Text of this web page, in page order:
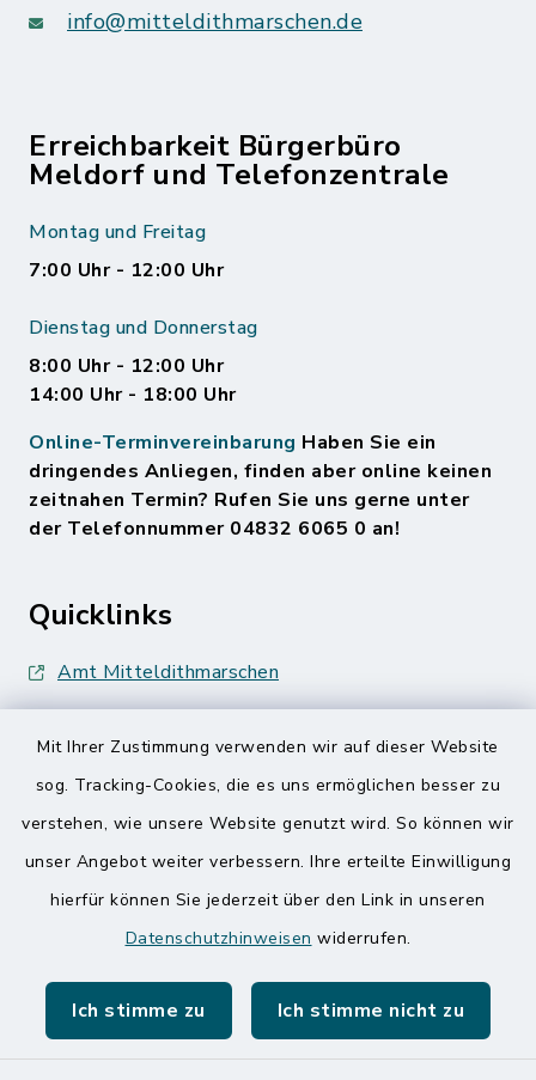
Mit Ihrer Zustimmung verwenden wir auf dieser Website
sog. Tracking-Cookies, die es uns ermöglichen besser zu
verstehen, wie unsere Website genutzt wird. So können wir
unser Angebot weiter verbessern. Ihre erteilte Einwilligung
hierfür können Sie jederzeit über den Link in unseren
Datenschutzhinweisen widerrufen.
Ich stimme zu Ich stimme nicht zu
info@mitteldithmarschen.de
Erreichbarkeit Bürgerbüro
Meldorf und Telefonzentrale
Montag und Freitag
7:00 Uhr - 12:00 Uhr
Dienstag und Donnerstag
8:00 Uhr - 12:00 Uhr
14:00 Uhr - 18:00 Uhr
Online-Terminvereinbarung Haben Sie ein
dringendes Anliegen, finden aber online keinen
zeitnahen Termin? Rufen Sie uns gerne unter
der Telefonnummer 04832 6065 0 an!
Quicklinks
Amt Mitteldithmarschen
Nationalpark Wattenmeer
Kontakt
Barrierefreiheit